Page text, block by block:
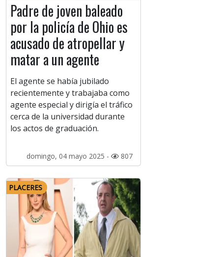
Padre de joven baleado
por la policía de Ohio es
acusado de atropellar y
matar a un agente
El agente se había jubilado
recientemente y trabajaba como
agente especial y dirigía el tráfico
cerca de la universidad durante
los actos de graduación.
domingo, 04 mayo 2025 - 807
PLACERES